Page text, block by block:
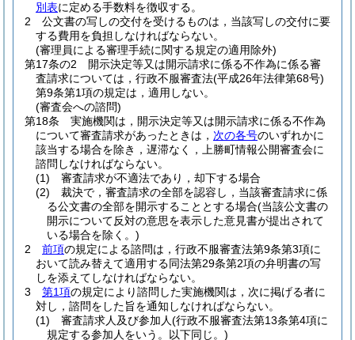
別表に定める手数料を徴収する。
2
公文書の写しの交付を受けるものは，当該写しの交付に要
する費用を負担しなければならない。
(審理員による審理手続に関する規定の適用除外)
第17条の2
開示決定等又は開示請求に係る不作為に係る審
査請求については，行政不服審査法(平成26年法律第68号)
第9条第1項の規定は，適用しない。
(審査会への諮問)
第18条
実施機関は，開示決定等又は開示請求に係る不作為
について審査請求があったときは， 次の各号のいずれかに
該当する場合を除き，遅滞なく，上勝町情報公開審査会に
諮問しなければならない。
(1)
審査請求が不適法であり，却下する場合
(2)
裁決で，審査請求の全部を認容し，当該審査請求に係
る公文書の全部を開示することとする場合(当該公文書の
開示について反対の意思を表示した意見書が提出されて
いる場合を除く。)
2
前項の規定による諮問は，行政不服審査法第9条第3項に
おいて読み替えて適用する同法第29条第2項の弁明書の写
しを添えてしなければならない。
3
第1項の規定により諮問した実施機関は，次に掲げる者に
対し，諮問をした旨を通知しなければならない。
(1)
審査請求人及び参加人(行政不服審査法第13条第4項に
規定する参加人をいう。以下同じ。)